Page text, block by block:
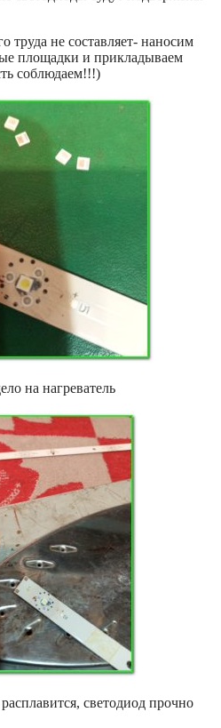
труда не составляет- наносим
площадки и прикладываем
соблюдаем!!!)
на нагреватель
светодиод прочно